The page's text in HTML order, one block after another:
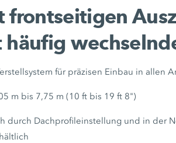
frontseitigen
für präzisen Einbau in allen
m bis 7,75 m (10 ft bis 19 ft 8")
durch Dachprofileinstellung und in der